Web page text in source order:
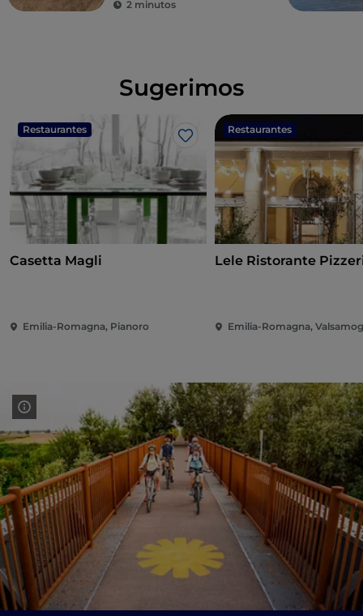
2 minutos
Sugerimos
Restaurantes
Me gusta
Casetta Magli
Emilia-Romagna, Pianoro
Restaurantes
Lele Ristorante
Emilia-Romagna,